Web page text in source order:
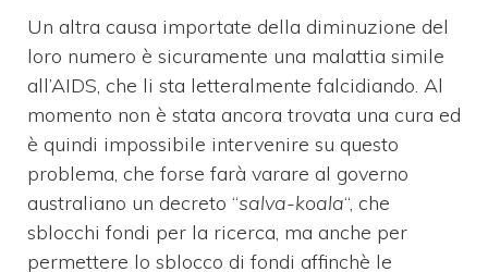
Un altra causa importate della diminuzione del
loro numero è sicuramente una malattia simile
all’AIDS, che li sta letteralmente falcidiando. Al
momento non è stata ancora trovata una cura ed
è quindi impossibile intervenire su questo
problema, che forse farà varare al governo
australiano un decreto “salva-koala“, che
sblocchi fondi per la ricerca, ma anche per
permettere lo sblocco di fondi affinchè le